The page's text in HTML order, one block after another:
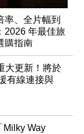
率、全片幅到
2026 年最佳旅
購指南
大更新！將於
有線連接與
Milky Way